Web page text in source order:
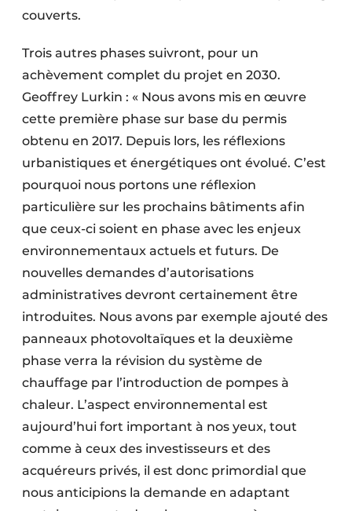
couverts.
Trois autres phases suivront, pour un
achèvement complet du projet en 2030.
Geoffrey Lurkin : « Nous avons mis en œuvre
cette première phase sur base du permis
obtenu en 2017. Depuis lors, les réflexions
urbanistiques et énergétiques ont évolué. C’est
pourquoi nous portons une réflexion
particulière sur les prochains bâtiments afin
que ceux-ci soient en phase avec les enjeux
environnementaux actuels et futurs. De
nouvelles demandes d’autorisations
administratives devront certainement être
introduites. Nous avons par exemple ajouté des
panneaux photovoltaïques et la deuxième
phase verra la révision du système de
chauffage par l’introduction de pompes à
chaleur. L’aspect environnemental est
aujourd’hui fort important à nos yeux, tout
comme à ceux des investisseurs et des
acquéreurs privés, il est donc primordial que
nous anticipions la demande en adaptant